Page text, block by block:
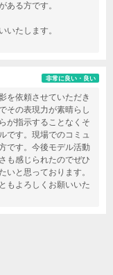
ある方です。
いたします。
非常に良い・良い
を依頼させていただき
その表現力が素晴らし
が指示することなくそ
です。現場でのコミュ
です。今後モデル活動
も感じられたのでぜひ
いと思っております。
もよろしくお願いいた